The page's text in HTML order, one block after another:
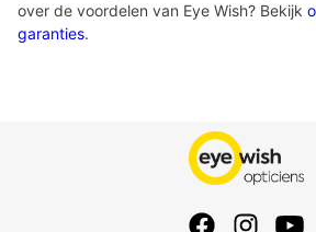
over de voordelen van Eye Wish? Bekijk
garanties.